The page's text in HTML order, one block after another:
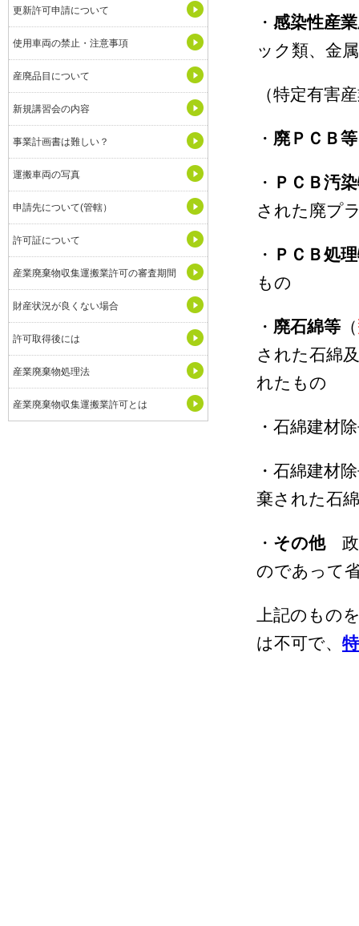
更新許可申請について
使用車両の禁止・注意事項
産廃品目について
新規講習会の内容
事業計画書は難しい？
運搬車両の写真
申請先について(管轄）
許可証について
産業廃棄物収集運搬業許可の審査期間
財産状況が良くない場合
許可取得後には
産業廃棄物処理法
産業廃棄物収集運搬業許可とは
・ 感染性産
ック類、金
（特定有害
・ 廃ＰＣＢ等
・ ＰＣＢ汚
された廃プ
・ ＰＣＢ処
もの
・ 廃石綿等 （
された石綿
れたもの
・石綿建材
・石綿建材
棄された石
・ その他政
のであって
上記のもの
は不可で、